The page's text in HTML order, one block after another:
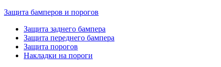
Защита бамперов и порогов
Защита заднего бампера
Защита переднего бампера
Защита порогов
Накладки на пороги